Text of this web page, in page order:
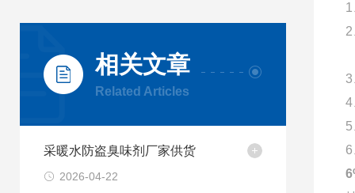
相关文章
Related Articles
采暖水防盗臭味剂厂家供货
2026-04-22
3
4